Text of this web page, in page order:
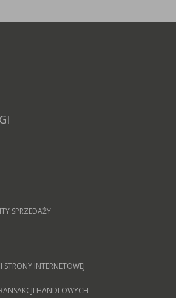
SPRZEDAŻY
INTERNETOWEJ
HANDLOWYCH